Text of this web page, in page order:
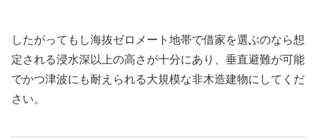
したがってもし海抜ゼロメート地帯で借家を選ぶのなら想
定される浸水深以上の高さが十分にあり、垂直避難が可能
でかつ津波にも耐えられる大規模な非木造建物にしてくだ
さい。